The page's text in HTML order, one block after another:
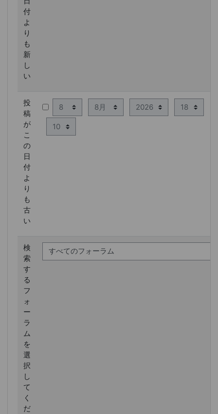
付
よ
り
も
新
し
い
投
稿
が
こ
の
日
付
よ
り
も
古
い
検
索
す
る
フ
ォ
ー
ラ
ム
を
選
択
し
て
く
だ